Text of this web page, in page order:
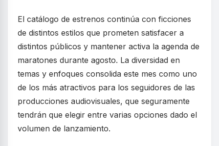
El catálogo de estrenos continúa con ficciones
de distintos estilos que prometen satisfacer a
distintos públicos y mantener activa la agenda de
maratones durante agosto. La diversidad en
temas y enfoques consolida este mes como uno
de los más atractivos para los seguidores de las
producciones audiovisuales, que seguramente
tendrán que elegir entre varias opciones dado el
volumen de lanzamiento.